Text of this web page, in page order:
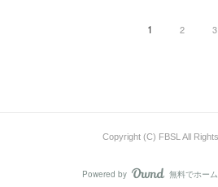
1 2 3
Copyright (C) FBSL All
Powered by 無料でホー